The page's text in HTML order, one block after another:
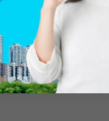
Minh
dịch